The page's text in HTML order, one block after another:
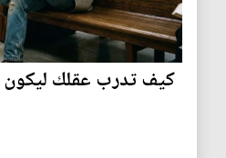
كيف تدرب عقلك ليكون